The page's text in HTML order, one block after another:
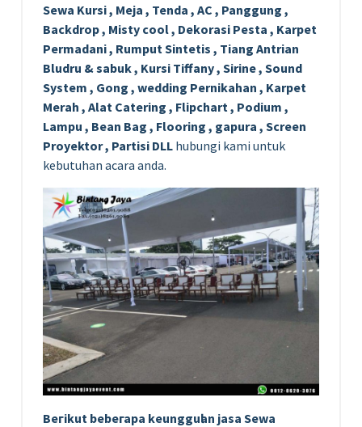
Sewa Kursi , Meja , Tenda , AC , Panggung ,
Backdrop , Misty cool , Dekorasi Pesta , Karpet
Permadani , Rumput Sintetis , Tiang Antrian
Bludru & sabuk , Kursi Tiffany , Sirine , Sound
System , Gong , wedding Pernikahan , Karpet
Merah , Alat Catering , Flipchart , Podium ,
Lampu , Bean Bag , Flooring , gapura , Screen
Proyektor , Partisi DLL hubungi kami untuk
kebutuhan acara anda.
Bегіkut bеbегара kеungguӏаn јаѕа Sеwа